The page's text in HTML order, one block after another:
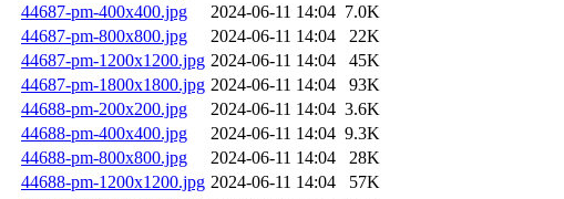
44687-pm-400x400.jpg
2024-06-11 14:04 7.0K
44687-pm-800x800.jpg
2024-06-11 14:04
22K
44687-pm-1200x1200.jpg 2024-06-11 14:04
45K
44687-pm-1800x1800.jpg 2024-06-11 14:04
93K
44688-pm-200x200.jpg
2024-06-11 14:04 3.6K
44688-pm-400x400.jpg
2024-06-11 14:04 9.3K
44688-pm-800x800.jpg
2024-06-11 14:04
28K
44688-pm-1200x1200.jpg 2024-06-11 14:04
57K